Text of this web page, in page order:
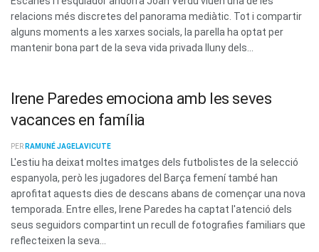
relacions més discretes del panorama mediàtic. Tot i compartir
alguns moments a les xarxes socials, la parella ha optat per
mantenir bona part de la seva vida privada lluny dels...
Irene Paredes emociona amb les seves
vacances en família
PER RAMUNÉ JAGELAVICUTE
L'estiu ha deixat moltes imatges dels futbolistes de la selecció
espanyola, però les jugadores del Barça femení també han
aprofitat aquests dies de descans abans de començar una nova
temporada. Entre elles, Irene Paredes ha captat l'atenció dels
seus seguidors compartint un recull de fotografies familiars que
reflecteixen la seva...